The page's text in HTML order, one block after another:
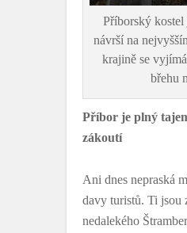
Příborský kostel
návrší na
krajině se
břehu
Příbor je plný
zákoutí
Ani dnes nepraská
davy turistů. Ti jsou
nedalekého